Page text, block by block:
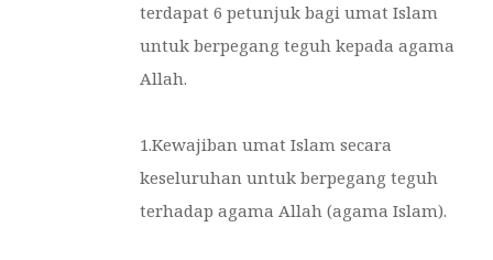
terdapat 6 petunjuk bagi umat Islam
untuk berpegang teguh kepada agama
Allah.
1.Kewajiban umat Islam secara
keseluruhan untuk berpegang teguh
terhadap agama Allah (agama Islam).